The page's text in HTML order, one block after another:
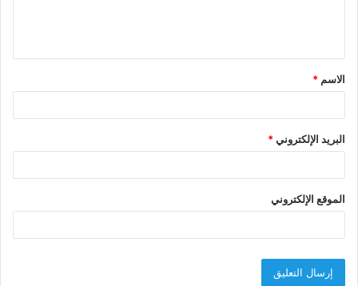
ق
*
الاسم *
البريد الإلكتروني*
الموقع الإلكتروني